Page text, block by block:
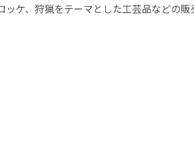
ケ、狩猟をテーマとした工芸品などの販